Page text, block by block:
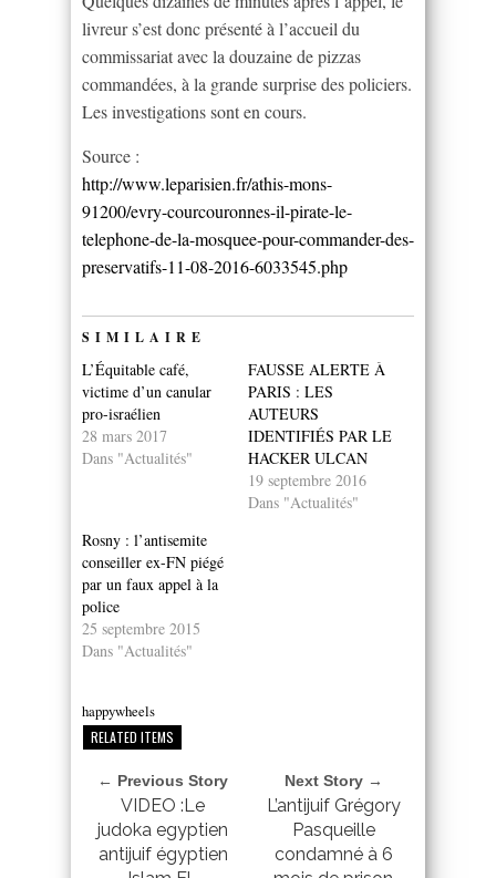
livreur s’est donc présenté à l’accueil du
commissariat avec la douzaine de pizzas
commandées, à la grande surprise des policiers.
Les investigations sont en cours.
Source :
http://www.leparisien.fr/athis-mons-
91200/evry-courcouronnes-il-pirate-le-
telephone-de-la-mosquee-pour-commander-des-
preservatifs-11-08-2016-6033545.php
SIMILAIRE
L’Équitable café,
victime d’un canular
pro-israélien
28 mars 2017
Dans "Actualités"
FAUSSE ALERTE À
PARIS : LES
AUTEURS
IDENTIFIÉS PAR LE
HACKER ULCAN
19 septembre 2016
Dans "Actualités"
Rosny : l’antisemite
conseiller ex-FN piégé
par un faux appel à la
police
25 septembre 2015
Dans "Actualités"
happywheels
RELATED ITEMS
← Previous Story
VIDEO :Le
judoka egyptien
antijuif égyptien
Next Story →
L’antijuif Grégory
Pasqueille
condamné à 6